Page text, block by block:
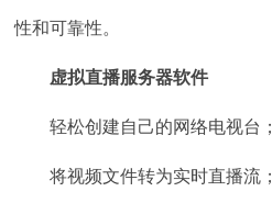
性和可靠性。
虚拟直播服务器软件
轻松创建自己的网络电视台；
将视频文件转为实时直播流；